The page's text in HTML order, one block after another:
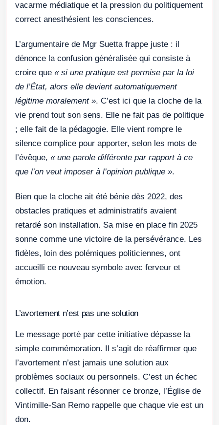
vacarme médiatique et la pression du politiquement
correct anesthésient les consciences.
L’argumentaire de Mgr Suetta frappe juste : il
dénonce la confusion généralisée qui consiste à
croire que « si une pratique est permise par la loi
de l’État, alors elle devient automatiquement
légitime moralement ». C’est ici que la cloche de la
vie prend tout son sens. Elle ne fait pas de politique
; elle fait de la pédagogie. Elle vient rompre le
silence complice pour apporter, selon les mots de
l’évêque, « une parole différente par rapport à ce
que l’on veut imposer à l’opinion publique ».
Bien que la cloche ait été bénie dès 2022, des
obstacles pratiques et administratifs avaient
retardé son installation. Sa mise en place fin 2025
sonne comme une victoire de la persévérance. Les
fidèles, loin des polémiques politiciennes, ont
accueilli ce nouveau symbole avec ferveur et
émotion.
L’avortement n’est pas une solution
Le message porté par cette initiative dépasse la
simple commémoration. Il s’agit de réaffirmer que
l’avortement n’est jamais une solution aux
problèmes sociaux ou personnels. C’est un échec
collectif. En faisant résonner ce bronze, l’Église de
Vintimille-San Remo rappelle que chaque vie est un
don.